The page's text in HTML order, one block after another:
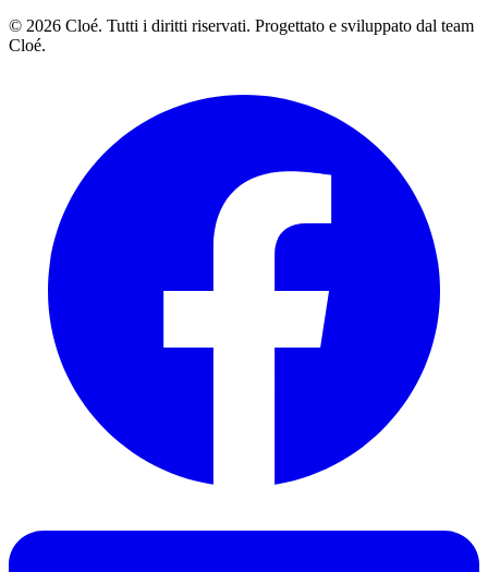
© 2026 Cloé. Tutti i diritti riservati. Progettato e sviluppato dal team
Cloé.